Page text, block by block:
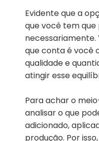
Evidente que a
que você tem que
necessariamente.
que conta é você
qualidade e
atingir esse
Para achar o
analisar o que
adicionado,
produção. Por